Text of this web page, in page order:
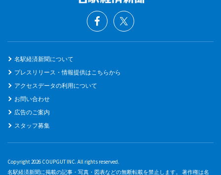
名駅経済新聞について
プレスリリース・情報提供はこちらから
アクセスデータの利用について
お問い合わせ
広告のご案内
スタッフ募集
Copyright 2026 COUPGUT INC. All rights reserved.
名駅経済新聞に掲載の記事・写真・図表などの無断転載を禁止します。 著作権は名